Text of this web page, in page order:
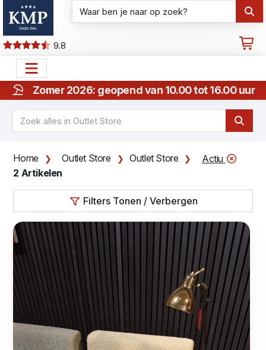
9.8
Zomer 2026: geopend van 10.00 tot 16.00 uur
Home Outlet Store Outlet Store
Actiu
2 Artikelen
Filters Tonen / Verbergen